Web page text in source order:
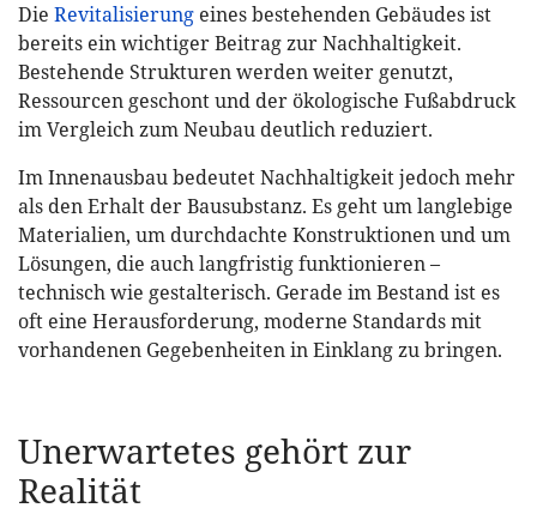
Die Revitalisierung eines bestehenden Gebäudes ist
bereits ein wichtiger Beitrag zur Nachhaltigkeit.
Bestehende Strukturen werden weiter genutzt,
Ressourcen geschont und der ökologische Fußabdruck
im Vergleich zum Neubau deutlich reduziert.
Im Innenausbau bedeutet Nachhaltigkeit jedoch mehr
als den Erhalt der Bausubstanz. Es geht um langlebige
Materialien, um durchdachte Konstruktionen und um
Lösungen, die auch langfristig funktionieren –
technisch wie gestalterisch. Gerade im Bestand ist es
oft eine Herausforderung, moderne Standards mit
vorhandenen Gegebenheiten in Einklang zu bringen.
Unerwartetes gehört zur
Realität